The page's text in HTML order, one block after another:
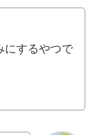
にするやつで